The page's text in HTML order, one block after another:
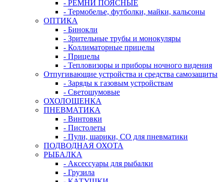
- РЕМНИ ПОЯСНЫЕ
- Термобелье, футболки, майки, кальсоны
ОПТИКА
- Бинокли
- Зрительные трубы и монокуляры
- Коллиматорные прицелы
- Прицелы
- Тепловизоры и приборы ночного видения
Отпугивающие устройства и средства самозащиты
- Заряды к газовым устройствам
- Светошумовые
ОХОЛОЩЕНКА
ПНЕВМАТИКА
- Винтовки
- Пистолеты
- Пули, шарики, СО для пневматики
ПОДВОДНАЯ ОХОТА
РЫБАЛКА
- Аксессуары для рыбалки
- Грузила